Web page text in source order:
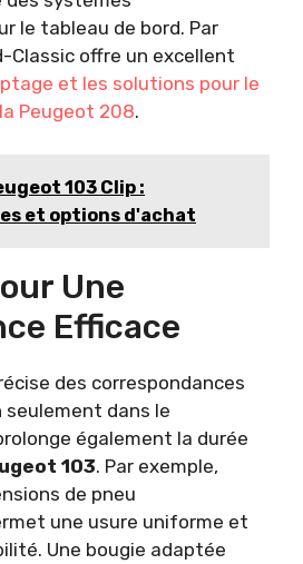
le tableau de bord. Par
Classic offre un excellent
et les solutions pour le
Peugeot 208.
103 Clip :
et options d'achat
Une
Efficace
des correspondances
seulement dans le
également la durée
103. Par exemple,
de pneu
une usure uniforme et
Une bougie adaptée